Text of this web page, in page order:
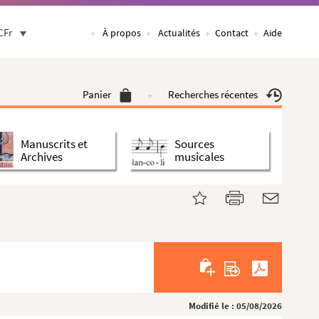
À propos Actualités Contact Aide
Panier Recherches récentes
Manuscrits et
Archives
Sources
musicales
Modifié le : 05/08/2026